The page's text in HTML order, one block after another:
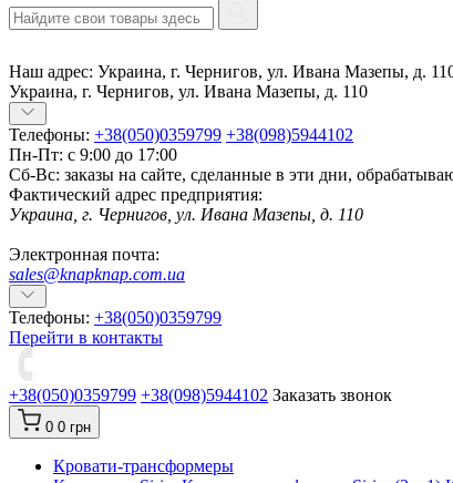
Наш адрес: Украина, г. Чернигов, ул. Ивана Мазепы, д.
Украина, г. Чернигов, ул. Ивана Мазепы, д. 110
Телефоны: +38(050)0359799 +38(098)5944102
Пн-Пт: с 9:00 до 17:00
Сб-Вс: заказы на сайте, сделанные в эти дни,
Фактический адрес предприятия:
Украина, г. Чернигов, ул. Ивана Мазепы, д. 110
Электронная почта:
sales@knapknap.com.ua
Телефоны: +38(050)0359799
Перейти в контакты
+38(050)0359799 +38(098)5944102 Заказать звонок
0 0 грн
Кровати-трансформеры